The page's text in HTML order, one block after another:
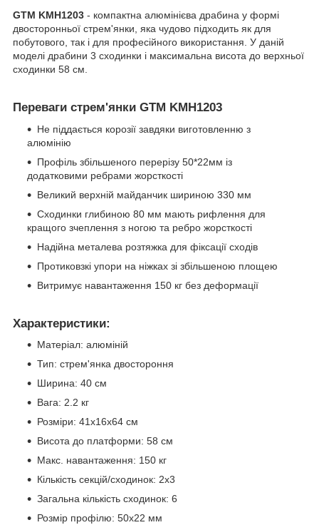
GTM KMH1203 - компактна алюмінієва драбина у формі
двосторонньої стрем'янки, яка чудово підходить як для
побутового, так і для професійного використання. У даній
моделі драбини 3 сходинки і максимальна висота до верхньої
сходинки 58 см.
Переваги стрем'янки GTM KMH1203
Не піддається корозії завдяки виготовленню з
алюмінію
Профіль збільшеного перерізу 50*22мм із
додатковими ребрами жорсткості
Великий верхній майданчик шириною 330 мм
Сходинки глибиною 80 мм мають рифлення для
кращого зчеплення з ногою та ребро жорсткості
Надійна металева розтяжка для фіксації сходів
Протиковзкі упори на ніжках зі збільшеною площею
Витримує навантаження 150 кг без деформації
Характеристики:
Матеріал: алюміній
Тип: стрем'янка двостороння
Ширина: 40 см
Вага: 2.2 кг
Розміри: 41x16x64 см
Висота до платформи: 58 см
Макс. навантаження: 150 кг
Кількість секцій/сходинок: 2х3
Загальна кількість сходинок: 6
Розмір профілю: 50x22 мм